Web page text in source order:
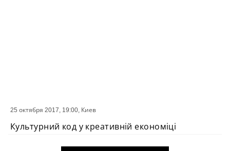
СОБЫТИЕ
25 октября 2017, 19:00, Киев
Культурний код у креативній економіці